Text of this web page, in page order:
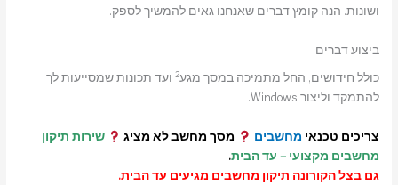
ושונות. הנה קומץ דברים שאנחנו גאים להמשיך לספק.
ביצוע דברים
כולל חידושים, החל מתמיכה במסך מגע2 ועד תכונות שמסייעות לך
להתמקד וליצור Windows.
צריכים טכנאי מחשבים מסך מחשב לא מציג
שירות תיקון
מחשבים מקצועי – עד הבית.
גם בצל הקורונה תיקון מחשבים מגיעים עד הבית.